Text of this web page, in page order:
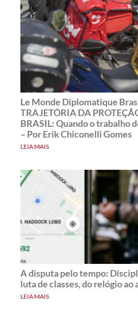
Le Monde Diplomatique
TRAJETÓRIA DA
BRASIL: Quando o trabalho
– Por Erik Chiconelli Gomes
LEIA MAIS
A disputa pelo tempo:
luta de classes, do relógio
LEIA MAIS